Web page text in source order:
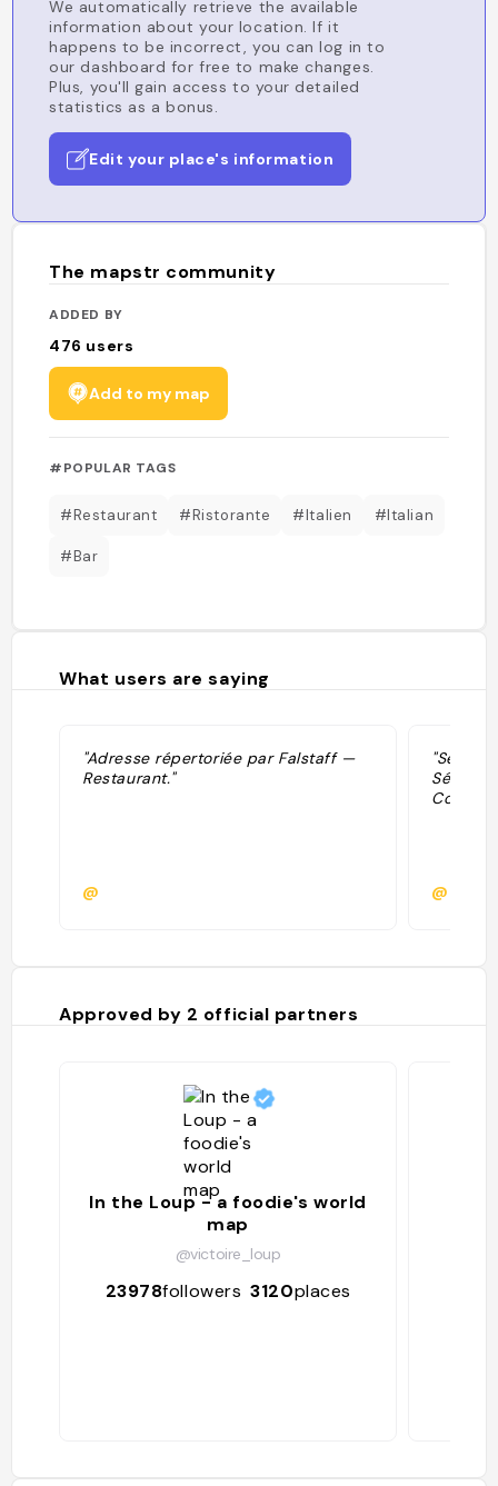
We automatically retrieve the available
information about your location. If it
happens to be incorrect, you can log in to
our dashboard for free to make changes.
Plus, you'll gain access to your detailed
statistics as a bonus.
Edit your place's information
The mapstr community
ADDED BY
476 users
Add to my map
#POPULAR TAGS
#Restaurant #Ristorante #Italien #Italian
#Bar
What users are saying
"Adresse répertoriée par Falstaff —
Restaurant."
@ @
Approved by 2 official partners
In the Loup - a foodie's world
map
@victoire_loup
23978followers 3120places